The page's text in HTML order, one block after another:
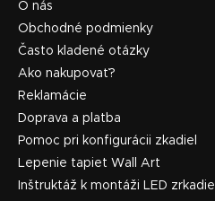
O nás
Obchodné podmienky
Často kladené otázky
Ako nakupovať?
Reklamácie
Doprava a platba
Pomoc pri konfigurácii zkadiel
Lepenie tapiet Wall Art
Inštruktáž k montáži LED zrkadiel